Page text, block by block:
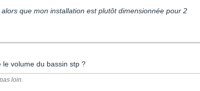
que mon installation est plutôt dimensionnée pour 2
volume du bassin stp ?
loin.